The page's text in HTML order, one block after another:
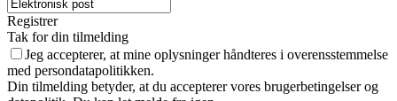
Registrer
Tak for din tilmelding
Jeg accepterer, at mine oplysninger håndteres i overensstemmelse
med persondatapolitikken.
Din tilmelding betyder, at du accepterer vores brugerbetingelser og